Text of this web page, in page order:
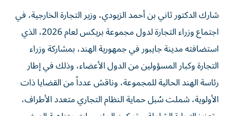
شارك الدكتور ثاني بن أحمد الزيودي، وزير التجارة الخارجية، في
اجتماع وزراء التجارة لدول مجموعة بريكس لعام 2026، الذي
استضافته مدينة جايبور في جمهورية الهند، بمشاركة وزراء
التجارة وكبار المسؤولين من الدول الأعضاء، وذلك في إطار
رئاسة الهند الحالية للمجموعة، وناقش عدداً من القضايا ذات
الأولوية، شملت سُبل حماية النظام التجاري متعدد الأطراف،